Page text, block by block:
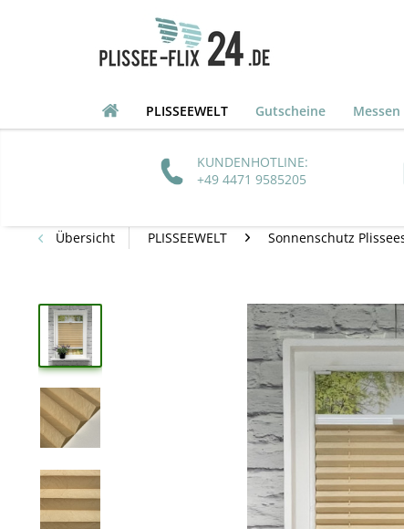
PLISSEEWELT Gutscheine
KUNDENHOTLINE:
+49 4471 9585205
Übersicht PLISSEEWELT Sonnenschutz